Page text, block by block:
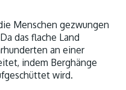
Menschen gezwungen
das flache Land
an einer
indem Berghänge
wird.